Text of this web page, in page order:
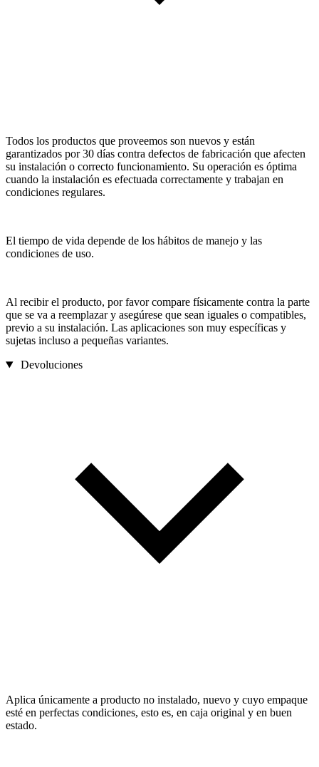
Todos los productos que proveemos son nuevos y están
garantizados por 30 días contra defectos de fabricación que afecten
su instalación o correcto funcionamiento. Su operación es óptima
cuando la instalación es efectuada correctamente y trabajan en
condiciones regulares.
El tiempo de vida depende de los hábitos de manejo y las
condiciones de uso.
Al recibir el producto, por favor compare físicamente contra la parte
que se va a reemplazar y asegúrese que sean iguales o compatibles,
previo a su instalación. Las aplicaciones son muy específicas y
sujetas incluso a pequeñas variantes.
Devoluciones
Aplica únicamente a producto no instalado, nuevo y cuyo empaque
esté en perfectas condiciones, esto es, en caja original y en buen
estado.